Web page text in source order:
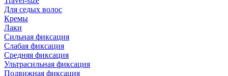
Для седых волос
Кремы
Лаки
Сильная фиксация
Слабая фиксация
Средняя фиксация
Ультрасильная фиксация
Подвижная фиксация